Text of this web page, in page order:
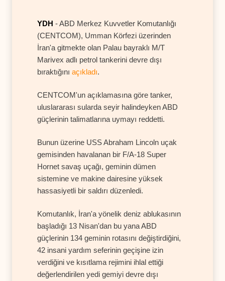
YDH - ABD Merkez Kuvvetler Komutanlığı
(CENTCOM), Umman Körfezi üzerinden
İran'a gitmekte olan Palau bayraklı M/T
Marivex adlı petrol tankerini devre dışı
bıraktığını açıkladı.
CENTCOM'un açıklamasına göre tanker,
uluslararası sularda seyir halindeyken ABD
güçlerinin talimatlarına uymayı reddetti.
Bunun üzerine USS Abraham Lincoln uçak
gemisinden havalanan bir F/A-18 Super
Hornet savaş uçağı, geminin dümen
sistemine ve makine dairesine yüksek
hassasiyetli bir saldırı düzenledi.
Komutanlık, İran'a yönelik deniz ablukasının
başladığı 13 Nisan'dan bu yana ABD
güçlerinin 134 geminin rotasını değiştirdiğini,
42 insani yardım seferinin geçişine izin
verdiğini ve kısıtlama rejimini ihlal ettiği
değerlendirilen yedi gemiyi devre dışı